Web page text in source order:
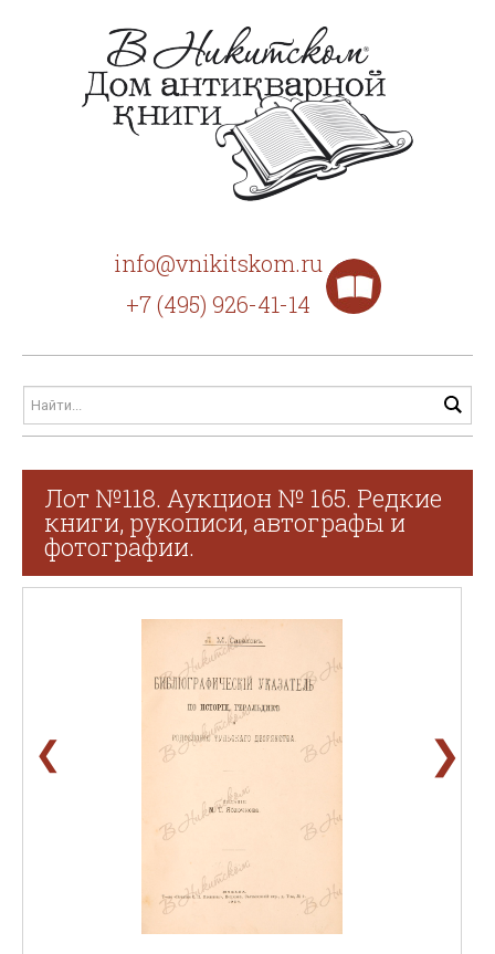
info@vnikitskom.ru
+7 (495) 926-41-14
Лот №118. Аукцион № 165. Редкие
книги, рукописи, автографы и
фотографии.
❮ ❯